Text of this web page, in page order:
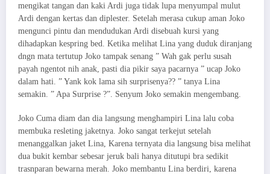
mengikat tangan dan kaki Ardi juga tidak lupa menyumpal mulut
Ardi dengan kertas dan diplester. Setelah merasa cukup aman Joko
mengunci pintu dan mendudukan Ardi disebuah kursi yang
dihadapkan kespring bed. Ketika melihat Lina yang duduk diranjang
dngn mata tertutup Joko tampak senang ” Wah gak perlu susah
payah ngentot nih anak, pasti dia pikir saya pacarnya ” ucap Joko
dalam hati. ” Yank kok lama sih surprisenya?? ” tanya Lina
semakin. ” Apa Surprise ?”. Senyum Joko semakin mengembang.
Joko Cuma diam dan dia langsung menghampiri Lina lalu coba
membuka resleting jaketnya. Joko sangat terkejut setelah
menanggalkan jaket Lina, Karena ternyata dia langsung bisa melihat
dua bukit kembar sebesar jeruk bali hanya ditutupi bra sedikit
trasnparan bewarna merah. Joko membantu Lina berdiri, karena